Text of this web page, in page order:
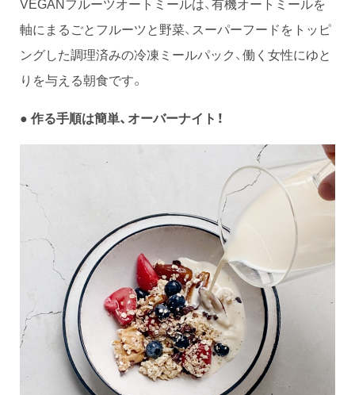
軸にまるごとフルーツと野菜、スーパーフードをトッピ
ングした調理済みの冷凍ミールパック、働く女性にゆと
りを与える朝食です。
● 作る手順は簡単、オーバーナイト！